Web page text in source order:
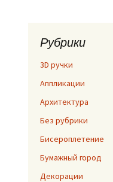
Рубрики
3D ручки
Аппликации
Архитектура
Без рубрики
Бисероплетение
Бумажный город
Декорации